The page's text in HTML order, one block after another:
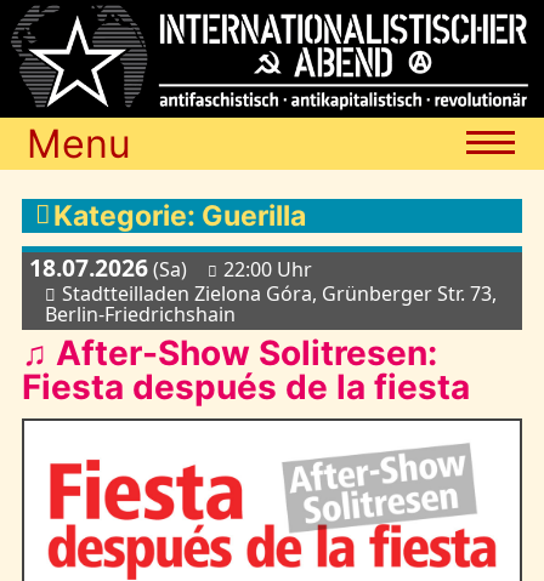
Menu
Termine
Blog
Media
Links
Kategorie: Guerilla
18.07.2026(Sa)
22:00 Uhr
Stadtteilladen Zielona Góra, Grünberger Str. 73,
Berlin-Friedrichshain
♫ After-Show Solitresen:
Fiesta después de la fiesta